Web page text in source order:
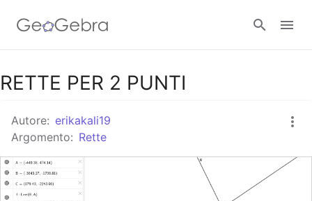
Google Classroom
GeoGebra Classroom
RETTE PER 2 PUNTI
Autore: erikakali19
Argomento: Rette